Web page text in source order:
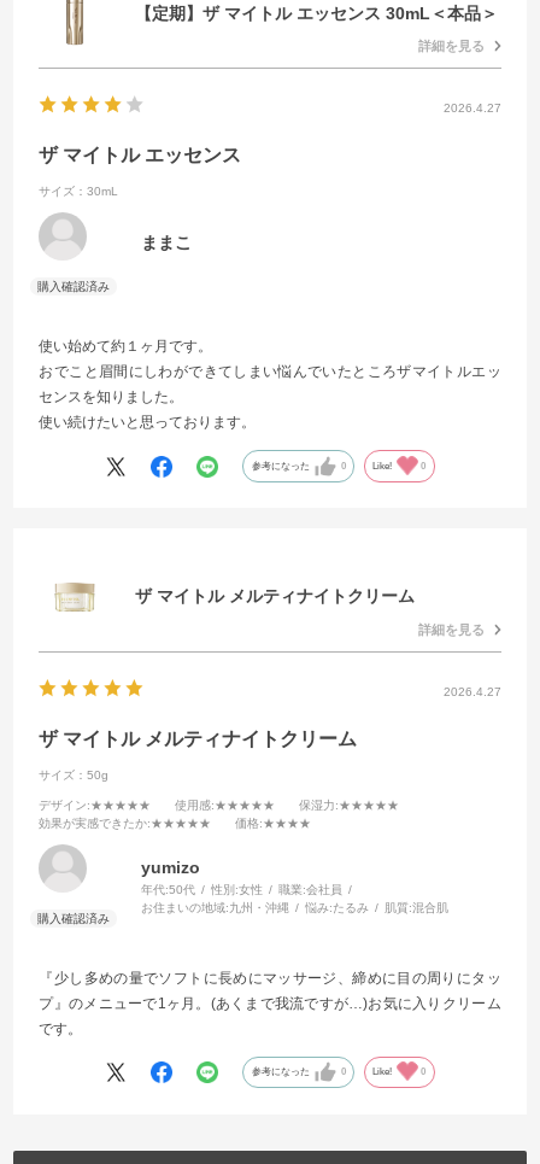
【定期】ザ マイトル エッセンス 30mL＜本品＞
詳細を見る
2026.4.27
ザ マイトル エッセンス
サイズ：30mL
ままこ
使い始めて約１ヶ月です。
おでこと眉間にしわができてしまい悩んでいたところザマイトルエッ
センスを知りました。
使い続けたいと思っております。
参考になった 0 Like! 0
ザ マイトル メルティナイトクリーム
詳細を見る
2026.4.27
ザ マイトル メルティナイトクリーム
サイズ：50g
デザイン:★★★★★ 使用感:★★★★★ 保湿力:★★★★★
効果が実感できたか:★★★★★ 価格:★★★★
yumizo
年代:50代 性別:女性 職業:会社員
お住まいの地域:九州・沖縄 悩み:たるみ 肌質:混合肌
『少し多めの量でソフトに長めにマッサージ、締めに目の周りにタッ
プ』のメニューで1ヶ月。(あくまで我流ですが…)お気に入りクリーム
です。
参考になった 0 Like! 0